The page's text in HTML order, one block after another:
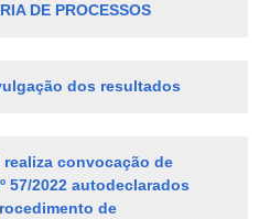
DE PROCESSOS
dos resultados
realiza convocação de
57/2022 autodeclarados
de